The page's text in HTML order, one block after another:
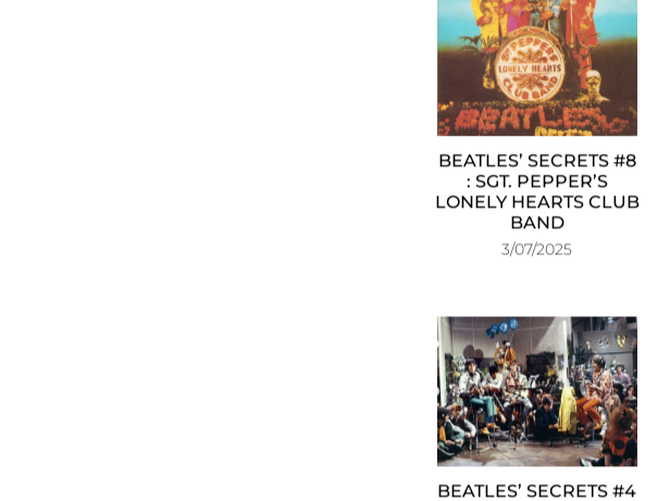
BEATLES’ SECRETS #8
: SGT. PEPPER’S
LONELY HEARTS CLUB
BAND
3/07/2025
BEATLES’ SECRETS #4